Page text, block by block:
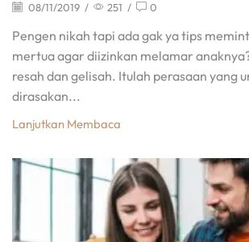
08/11/2019 / 251 / 0
Pengen nikah tapi ada gak ya tips
mertua agar diizinkan melamar
resah dan gelisah. Itulah perasaan yang
dirasakan...
Lanjutkan Membaca